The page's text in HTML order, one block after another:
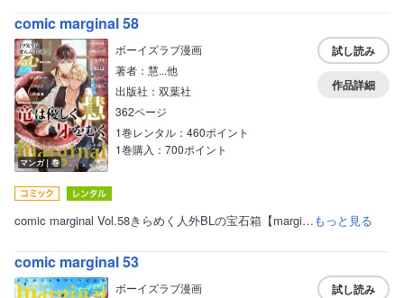
comic marginal 58
マンガ｜巻
ボーイズラブ漫画
著者：慧...他
出版社：双葉社
362ページ
1巻レンタル：460ポイント
1巻購入：700ポイント
試し読み
作品詳細
comic marginal Vol.58きらめく人外BLの宝石箱【margi…もっと見る
comic marginal 53
ボーイズラブ漫画
試し読み